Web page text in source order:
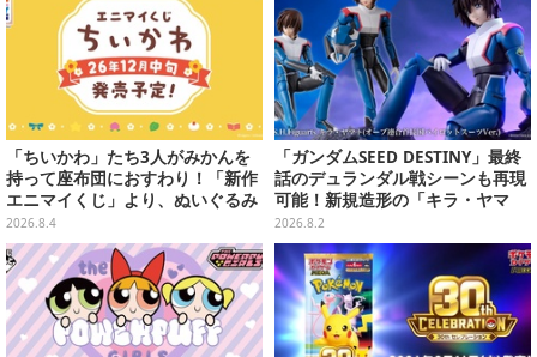
「ちいかわ」たち3人がみかんを
持って座布団におすわり！「新作
エニマイくじ」より、ぬいぐるみ
画像が初公開
2026.8.4
「ガンダムSEED DESTINY」最終
話のデュランダル戦シーンも再現
可能！新規造形の「キラ・ヤマ
ト」アクションフィギュアが予約
受付実施
2026.8.2